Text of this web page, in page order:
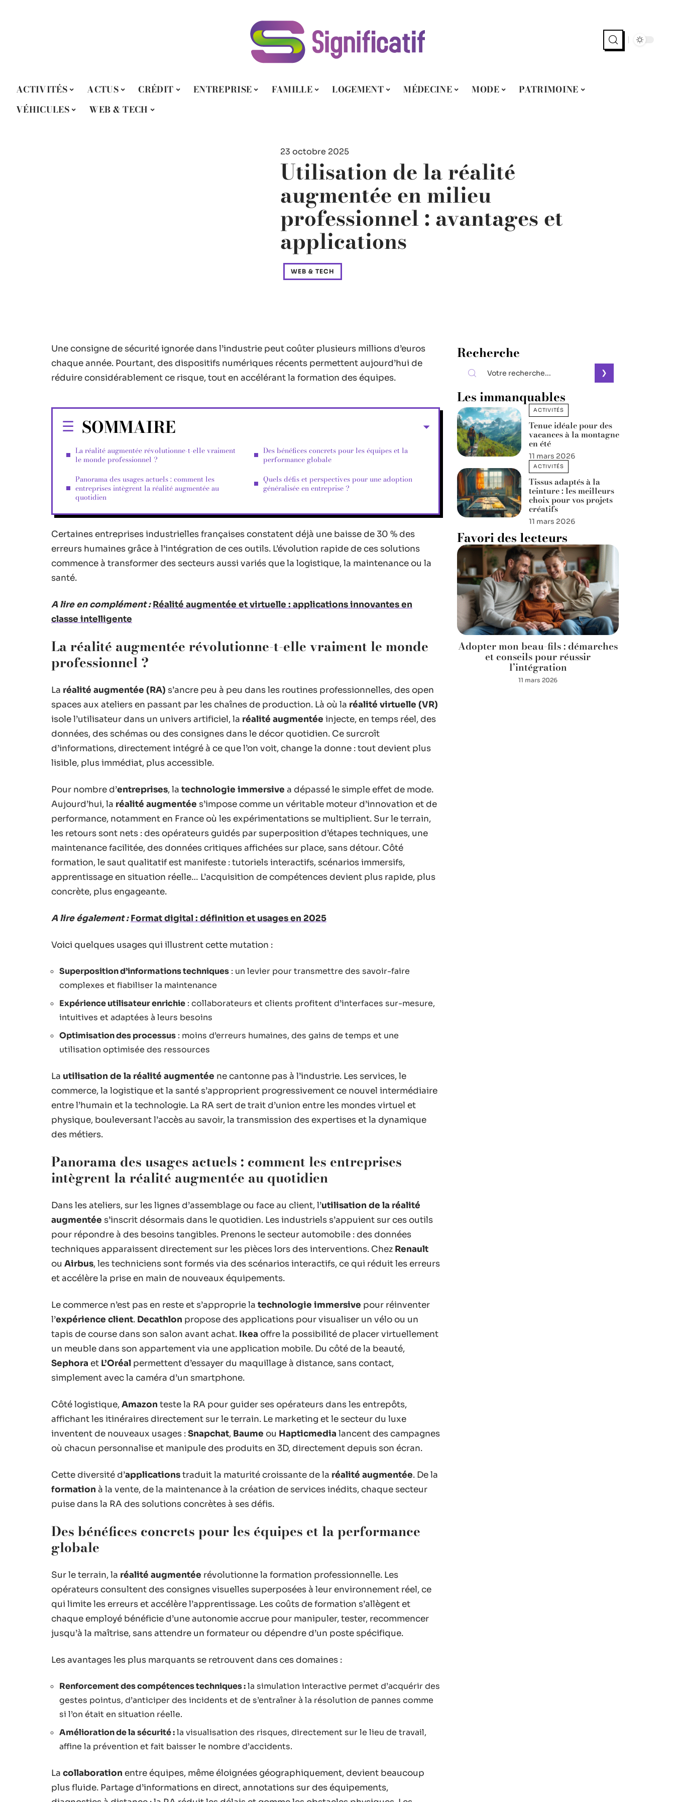
ACTIVITÉS ACTUS CRÉDIT ENTREPRISE FAMILLE LOGEMENT MÉDECINE MODE
PATRIMOINE
VÉHICULES
WEB & TECH
23 octobre 2025
Utilisation de la réalité
augmentée en milieu
professionnel : avantages et
applications
WEB & TECH
Une consigne de sécurité ignorée dans l’industrie peut coûter plusieurs millions d’euros
chaque année. Pourtant, des dispositifs numériques récents permettent aujourd’hui de
réduire considérablement ce risque, tout en accélérant la formation des équipes.
SOMMAIRE
La réalité augmentée révolutionne-t-elle vraiment
le monde professionnel ?
Panorama des usages actuels : comment les
entreprises intègrent la réalité augmentée au
quotidien
Des bénéfices concrets pour les équipes et la
performance globale
Quels défis et perspectives pour une adoption
généralisée en entreprise ?
Certaines entreprises industrielles françaises constatent déjà une baisse de 30 % des
erreurs humaines grâce à l’intégration de ces outils. L’évolution rapide de ces solutions
commence à transformer des secteurs aussi variés que la logistique, la maintenance ou la
santé.
A lire en complément : Réalité augmentée et virtuelle : applications innovantes en
classe intelligente
La réalité augmentée révolutionne-t-elle vraiment le monde
professionnel ?
La réalité augmentée (RA) s’ancre peu à peu dans les routines professionnelles, des open
spaces aux ateliers en passant par les chaînes de production. Là où la réalité virtuelle (VR)
isole l’utilisateur dans un univers artificiel, la réalité augmentée injecte, en temps réel, des
données, des schémas ou des consignes dans le décor quotidien. Ce surcroît
d’informations, directement intégré à ce que l’on voit, change la donne : tout devient plus
lisible, plus immédiat, plus accessible.
Pour nombre d’entreprises, la technologie immersive a dépassé le simple effet de mode.
Aujourd’hui, la réalité augmentée s’impose comme un véritable moteur d’innovation et de
performance, notamment en France où les expérimentations se multiplient. Sur le terrain,
les retours sont nets : des opérateurs guidés par superposition d’étapes techniques, une
maintenance facilitée, des données critiques affichées sur place, sans détour. Côté
formation, le saut qualitatif est manifeste : tutoriels interactifs, scénarios immersifs,
apprentissage en situation réelle… L’acquisition de compétences devient plus rapide, plus
concrète, plus engageante.
A lire également : Format digital : définition et usages en 2025
Voici quelques usages qui illustrent cette mutation :
Superposition d’informations techniques : un levier pour transmettre des savoir-faire
complexes et fiabiliser la maintenance
Expérience utilisateur enrichie : collaborateurs et clients profitent d’interfaces sur-mesure,
intuitives et adaptées à leurs besoins
Optimisation des processus : moins d’erreurs humaines, des gains de temps et une
utilisation optimisée des ressources
La utilisation de la réalité augmentée ne cantonne pas à l’industrie. Les services, le
commerce, la logistique et la santé s’approprient progressivement ce nouvel intermédiaire
entre l’humain et la technologie. La RA sert de trait d’union entre les mondes virtuel et
physique, bouleversant l’accès au savoir, la transmission des expertises et la dynamique
des métiers.
Panorama des usages actuels : comment les entreprises
intègrent la réalité augmentée au quotidien
Dans les ateliers, sur les lignes d’assemblage ou face au client, l’utilisation de la réalité
augmentée s’inscrit désormais dans le quotidien. Les industriels s’appuient sur ces outils
pour répondre à des besoins tangibles. Prenons le secteur automobile : des données
techniques apparaissent directement sur les pièces lors des interventions. Chez Renault
ou Airbus, les techniciens sont formés via des scénarios interactifs, ce qui réduit les erreurs
et accélère la prise en main de nouveaux équipements.
Le commerce n’est pas en reste et s’approprie la technologie immersive pour réinventer
l’expérience client. Decathlon propose des applications pour visualiser un vélo ou un
tapis de course dans son salon avant achat. Ikea offre la possibilité de placer virtuellement
un meuble dans son appartement via une application mobile. Du côté de la beauté,
Sephora et L’Oréal permettent d’essayer du maquillage à distance, sans contact,
simplement avec la caméra d’un smartphone.
Côté logistique,Amazon teste la RA pour guider ses opérateurs dans les entrepôts,
affichant les itinéraires directement sur le terrain. Le marketing et le secteur du luxe
inventent de nouveaux usages :Snapchat, Baume ou Hapticmedia lancent des campagnes
où chacun personnalise et manipule des produits en 3D, directement depuis son écran.
Cette diversité d’applicationstraduit la maturité croissante de la réalité augmentée. De la
formation à la vente, de la maintenance à la création de services inédits, chaque secteur
puise dans la RA des solutions concrètes à ses défis.
Des bénéfices concrets pour les équipes et la performance
globale
Sur le terrain, la réalité augmentée révolutionne la formation professionnelle. Les
opérateurs consultent des consignes visuelles superposées à leur environnement réel, ce
qui limite les erreurs et accélère l’apprentissage. Les coûts de formation s’allègent et
chaque employé bénéficie d’une autonomie accrue pour manipuler, tester, recommencer
jusqu’à la maîtrise, sans attendre un formateur ou dépendre d’un poste spécifique.
Les avantages les plus marquants se retrouvent dans ces domaines :
Renforcement des compétences techniques :la simulation interactive permet d’acquérir des
gestes pointus, d’anticiper des incidents et de s’entraîner à la résolution de pannes comme
si l’on était en situation réelle.
Amélioration de la sécurité :la visualisation des risques, directement sur le lieu de travail,
affine la prévention et fait baisser le nombre d’accidents.
La collaboration entre équipes, même éloignées géographiquement, devient beaucoup
plus fluide. Partage d’informations en direct, annotations sur des équipements,
Recherche
Les immanquables
ACTIVITÉS
Tenue idéale pour des
vacances à la montagne
en été
11 mars 2026
ACTIVITÉS
Tissus adaptés à la
teinture : les meilleurs
choix pour vos projets
créatifs
11 mars 2026
Favori des lecteurs
Adopter mon beau-fils : démarches
et conseils pour réussir
l’intégration
11 mars 2026